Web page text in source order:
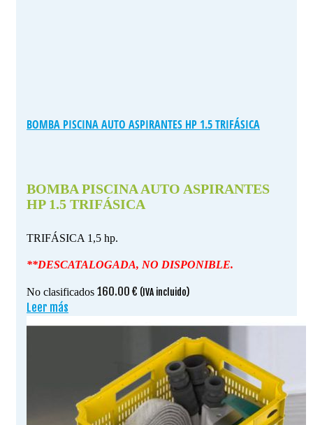
BOMBA PISCINA AUTO ASPIRANTES HP 1.5 TRIFÁSICA
BOMBA PISCINA AUTO ASPIRANTES
HP 1.5 TRIFÁSICA
TRIFÁSICA 1,5 hp.
**DESCATALOGADA, NO DISPONIBLE.
No clasificados 160.00 € (IVA incluido)
Leer más